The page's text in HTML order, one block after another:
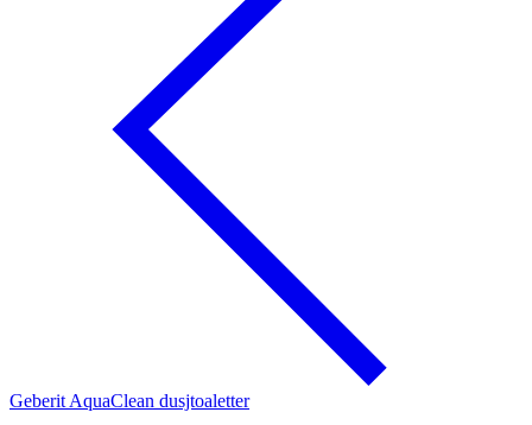
Geberit AquaClean dusjtoaletter